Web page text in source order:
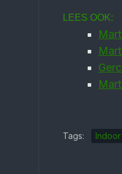
LEES OOK:
Tags: